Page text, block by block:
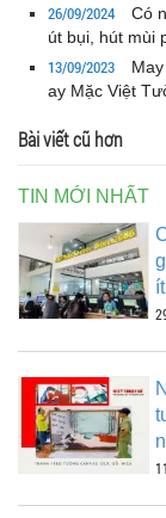
26/09/2024
Có
út bụi, hút mùi
13/09/2023
ay Mặc Việt
Bài viết cũ hơn
TIN MỚI NHẤT
ít